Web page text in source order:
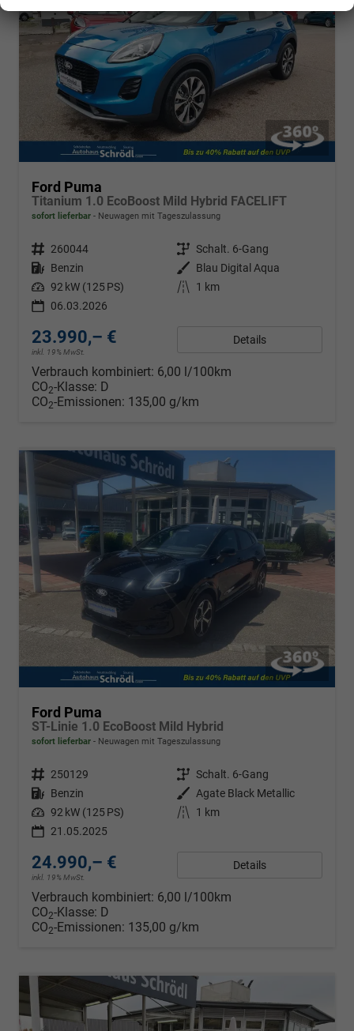
Ford Puma
Titanium 1.0 EcoBoost Mild Hybrid FACELIFT
sofort lieferbar Neuwagen mit Tageszulassung
Fahrzeugnr. 260044 Getriebe Schalt. 6-Gang
Kraftstoff Benzin Außenfarbe Blau Digital Aqua
Leistung 92 kW (125 PS) Kilometerstand
1 km
06.03.2026
23.990,– €
inkl. 19% MwSt.
Details
Verbrauch kombiniert: 6,00 l/100km
CO2-Klasse: D
CO2-Emissionen: 135,00 g/km
Ford Puma
ST-Linie 1.0 EcoBoost Mild Hybrid
sofort lieferbar Neuwagen mit Tageszulassung
Fahrzeugnr. 250129 Getriebe Schalt. 6-Gang
Kraftstoff Benzin Außenfarbe Agate Black Metallic
Leistung 92 kW (125 PS) Kilometerstand
1 km
21.05.2025
24.990,– €
inkl. 19% MwSt.
Details
Verbrauch kombiniert: 6,00 l/100km
CO2-Klasse: D
CO2-Emissionen: 135,00 g/km